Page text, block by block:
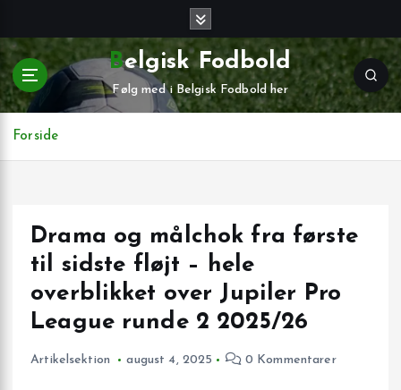
t
i
i
Belgisk Fodbold
Følg med i Belgisk Fodbold her
Forside
Drama og målchok fra første
til sidste fløjt – hele
overblikket over Jupiler Pro
League runde 2 2025/26
Artikelsektion august 4, 2025 0 Kommentarer